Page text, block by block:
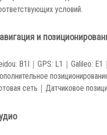
условий.
и
B1I｜GPS: L1｜Galileo: E1
сеть｜Датчиковое